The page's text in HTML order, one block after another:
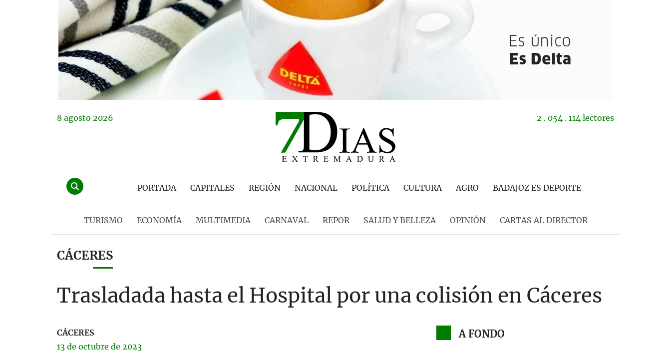
8 agosto 2026 2 . 054 . 114 lectores
PORTADA CAPITALES REGIÓN NACIONAL POLÍTICA CULTURA AGRO BADAJOZ ES DEPORTE
TURISMO ECONOMÍA MULTIMEDIA CARNAVAL REPOR SALUD Y BELLEZA OPINIÓN CARTAS AL DIRECTOR
CÁCERES
Trasladada hasta el Hospital por una colisión en Cáceres
CÁCERES
13 de octubre de 2023
A FONDO